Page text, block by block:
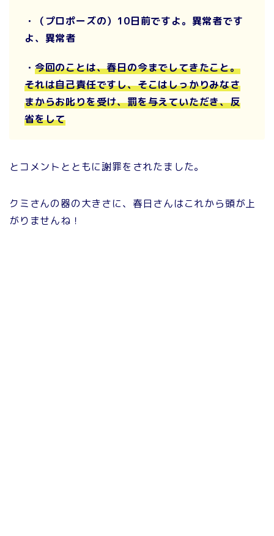
・（プロポーズの）10日前ですよ。異常者です
よ、異常者
・ 今回のことは、春日の今までしてきたこと。
それは自己責任ですし、そこはしっかりみなさ
まからお叱りを受け、罰を与えていただき、反
省をして
とコメントとともに謝罪をされたました。
クミさんの器の大きさに、春日さんはこれから頭が上
がりませんね！